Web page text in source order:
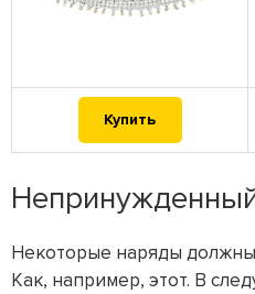
Купить
Некоторые наряды
Как, например, этот. В